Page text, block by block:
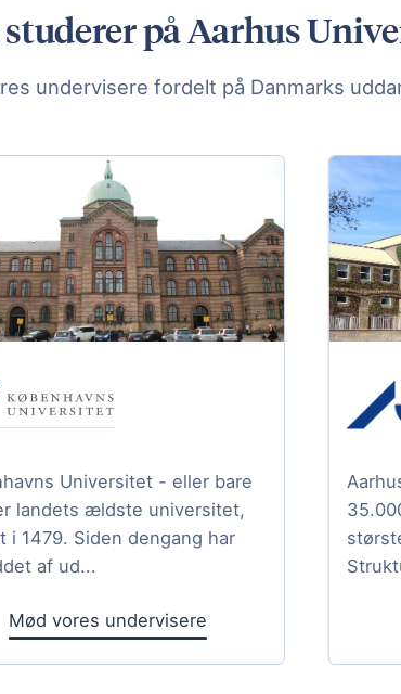
på Aarhus
undervisere fordelt på Danmarks
Universitet - eller bare
landets ældste universitet,
i 1479. Siden dengang har
af ud...
Mød vores undervisere